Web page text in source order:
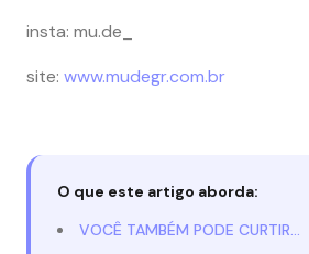
insta: mu.de_
site: www.mudegr.com.br
O que este artigo aborda:
VOCÊ TAMBÉM PODE CURTIR…